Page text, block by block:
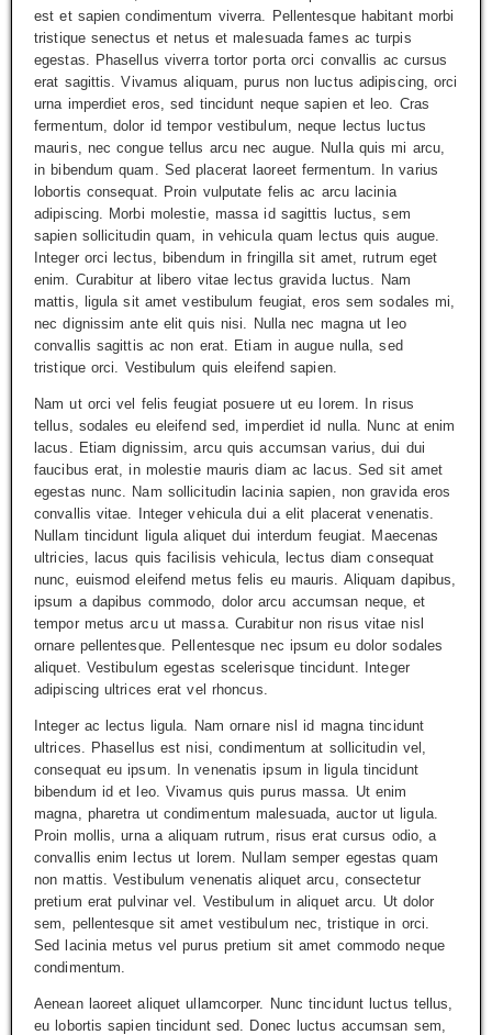
est et sapien condimentum viverra. Pellentesque habitant morbi
tristique senectus et netus et malesuada fames ac turpis
egestas. Phasellus viverra tortor porta orci convallis ac cursus
erat sagittis. Vivamus aliquam, purus non luctus adipiscing, orci
urna imperdiet eros, sed tincidunt neque sapien et leo. Cras
fermentum, dolor id tempor vestibulum, neque lectus luctus
mauris, nec congue tellus arcu nec augue. Nulla quis mi arcu,
in bibendum quam. Sed placerat laoreet fermentum. In varius
lobortis consequat. Proin vulputate felis ac arcu lacinia
adipiscing. Morbi molestie, massa id sagittis luctus, sem
sapien sollicitudin quam, in vehicula quam lectus quis augue.
Integer orci lectus, bibendum in fringilla sit amet, rutrum eget
enim. Curabitur at libero vitae lectus gravida luctus. Nam
mattis, ligula sit amet vestibulum feugiat, eros sem sodales mi,
nec dignissim ante elit quis nisi. Nulla nec magna ut leo
convallis sagittis ac non erat. Etiam in augue nulla, sed
tristique orci. Vestibulum quis eleifend sapien.
Nam ut orci vel felis feugiat posuere ut eu lorem. In risus
tellus, sodales eu eleifend sed, imperdiet id nulla. Nunc at enim
lacus. Etiam dignissim, arcu quis accumsan varius, dui dui
faucibus erat, in molestie mauris diam ac lacus. Sed sit amet
egestas nunc. Nam sollicitudin lacinia sapien, non gravida eros
convallis vitae. Integer vehicula dui a elit placerat venenatis.
Nullam tincidunt ligula aliquet dui interdum feugiat. Maecenas
ultricies, lacus quis facilisis vehicula, lectus diam consequat
nunc, euismod eleifend metus felis eu mauris. Aliquam dapibus,
ipsum a dapibus commodo, dolor arcu accumsan neque, et
tempor metus arcu ut massa. Curabitur non risus vitae nisl
ornare pellentesque. Pellentesque nec ipsum eu dolor sodales
aliquet. Vestibulum egestas scelerisque tincidunt. Integer
adipiscing ultrices erat vel rhoncus.
Integer ac lectus ligula. Nam ornare nisl id magna tincidunt
ultrices. Phasellus est nisi, condimentum at sollicitudin vel,
consequat eu ipsum. In venenatis ipsum in ligula tincidunt
bibendum id et leo. Vivamus quis purus massa. Ut enim
magna, pharetra ut condimentum malesuada, auctor ut ligula.
Proin mollis, urna a aliquam rutrum, risus erat cursus odio, a
convallis enim lectus ut lorem. Nullam semper egestas quam
non mattis. Vestibulum venenatis aliquet arcu, consectetur
pretium erat pulvinar vel. Vestibulum in aliquet arcu. Ut dolor
sem, pellentesque sit amet vestibulum nec, tristique in orci.
Sed lacinia metus vel purus pretium sit amet commodo neque
condimentum.
Aenean laoreet aliquet ullamcorper. Nunc tincidunt luctus tellus,
eu lobortis sapien tincidunt sed. Donec luctus accumsan sem,